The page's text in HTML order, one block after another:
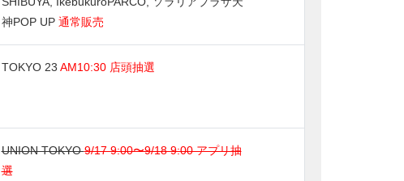
神POP UP 通常販売
TOKYO 23 AM10:30 店頭抽選
UNION TOKYO9/17 9:00〜9/18 9:00 アプリ抽
選